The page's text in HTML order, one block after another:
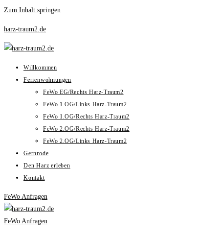
Zum Inhalt springen
harz-traum2.de
Willkommen
Ferienwohnungen
FeWo EG/Rechts Harz-Traum2
FeWo 1.OG/Links Harz-Traum2
FeWo 1.OG/Rechts Harz-Traum2
FeWo 2.OG/Rechts Harz-Traum2
FeWo 2.OG/Links Harz-Traum2
Gernrode
Den Harz erleben
Kontakt
FeWo Anfragen
FeWo Anfragen